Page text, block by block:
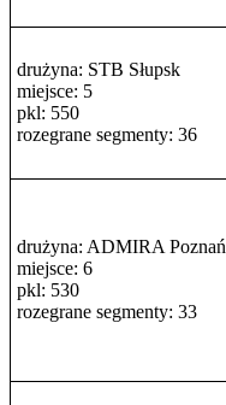
drużyna: STB Słupsk
miejsce: 5
pkl: 550
rozegrane segmenty: 36
drużyna: ADMIRA Poznań
miejsce: 6
pkl: 530
rozegrane segmenty: 33